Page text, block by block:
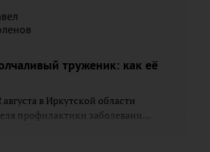
труженик: как её
в Иркутской области
профилактики заболевани...